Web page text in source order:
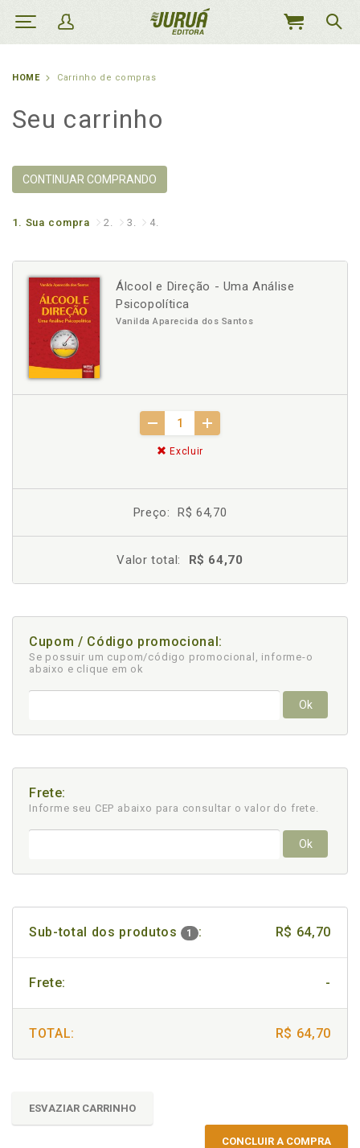
MEU
HOME Carrinho de compras
Seu carrinho
CONTINUAR COMPRANDO
1. Sua compra 2. 3. 4.
Álcool e Direção - Uma Análise
Psicopolítica
Vanilda Aparecida dos Santos
Excluir
Preço: R$ 64,70
Valor total: R$ 64,70
Cupom / Código promocional:
Se possuir um cupom/código promocional, informe-o
abaixo e clique em ok
Ok
Frete:
Informe seu CEP abaixo para consultar o valor do frete.
Ok
Sub-total dos produtos 1 : R$ 64,70
Frete: -
TOTAL: R$ 64,70
ESVAZIAR CARRINHO
CONCLUIR A COMPRA